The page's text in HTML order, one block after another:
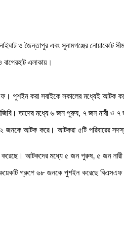
ও জৈন্তাপুর এবং সুনামগঞ্জের নোয়াকোট
এলাকায়।
পুশইন করা সবাইকে সকালের মধ্যেই আটক
তাদের মধ্যে ৬ জন পুরুষ, ৭ জন নারী
জনকে আটক করে। আটকরা ৫টি পরিবারের
আটকদের মধ্যে ৫ জন পুরুষ, ৫ জন নারী
কয়েকটি গ্রুপে ৬৮ জনকে পুশইন করেছে